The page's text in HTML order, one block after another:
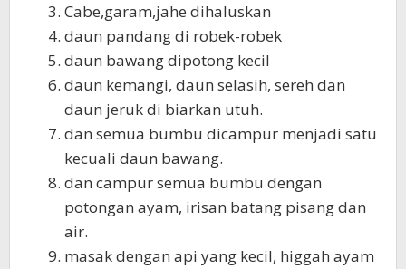
Cabe,garam,jahe dihaluskan
daun pandang di robek-robek
daun bawang dipotong kecil
daun kemangi, daun selasih, sereh dan
daun jeruk di biarkan utuh.
dan semua bumbu dicampur menjadi satu
kecuali daun bawang.
dan campur semua bumbu dengan
potongan ayam, irisan batang pisang dan
air.
masak dengan api yang kecil, higgah ayam